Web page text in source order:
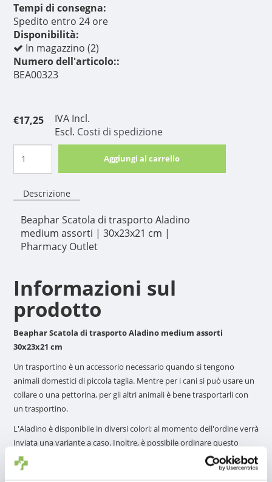
Tempi di consegna:
Spedito entro 24 ore
Disponibilità:
In magazzino (2)
Numero dell'articolo::
BEA00323
€17,25
IVA Incl.
Escl. Costi di spedizione
Aggiungi al carrello
Descrizione
Beaphar Scatola di trasporto Aladino
medium assorti | 30x23x21 cm |
Pharmacy Outlet
Informazioni sul
prodotto
Beaphar Scatola di trasporto Aladino medium assorti
30x23x21 cm
Un trasportino è un accessorio necessario quando si tengono
animali domestici di piccola taglia. Mentre per i cani si può usare un
collare o una pettorina, per gli altri animali è bene trasportarli con
un trasportino.
L'Aladino è disponibile in diversi colori; al momento dell'ordine verrà
inviata una variante a caso. Inoltre, è possibile ordinare questo
cestino da trasporto in tre misure: